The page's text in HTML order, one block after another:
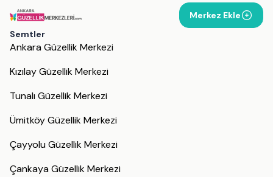
Merkez Ekle
Semtler
Ankara Güzellik Merkezi
Kızılay Güzellik Merkezi
Tunalı Güzellik Merkezi
Ümitköy Güzellik Merkezi
Çayyolu Güzellik Merkezi
Çankaya Güzellik Merkezi